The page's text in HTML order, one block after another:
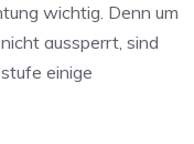
wichtig. Denn um
aussperrt, sind
einige